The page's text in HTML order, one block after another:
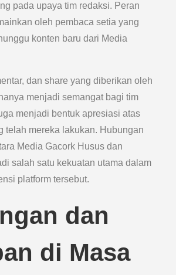
pada upaya tim redaksi. Peran
oleh pembaca setia yang
konten baru dari Media
dan share yang diberikan oleh
menjadi semangat bagi tim
menjadi bentuk apresiasi atas
telah mereka lakukan. Hubungan
Media Gacork Husus dan
salah satu kekuatan utama dalam
platform tersebut.
dan
di Masa